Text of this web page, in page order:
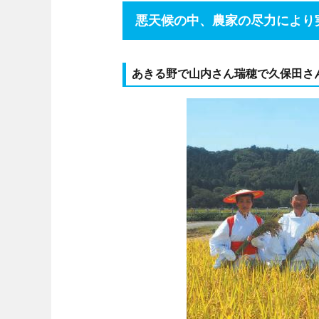
悪天候の中、農家の尽力により
あきる野で山内さん瑞穂で久保田さ